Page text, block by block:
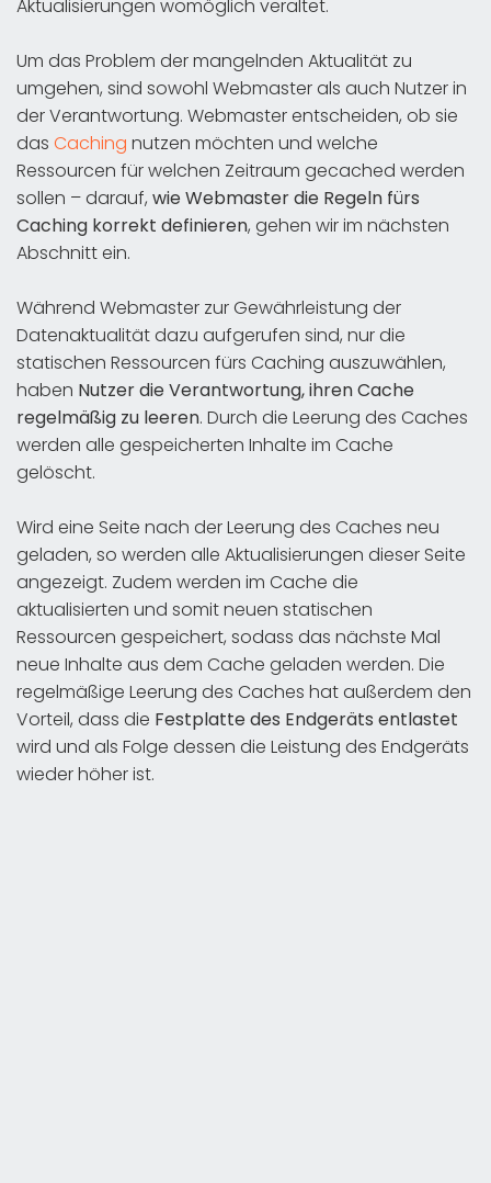
Aktualisierungen womöglich veraltet.
Um das Problem der mangelnden Aktualität zu
umgehen, sind sowohl Webmaster als auch Nutzer in
der Verantwortung. Webmaster entscheiden, ob sie
das Caching nutzen möchten und welche
Ressourcen für welchen Zeitraum gecached werden
sollen – darauf, wie Webmaster die Regeln fürs
Caching korrekt definieren, gehen wir im nächsten
Abschnitt ein.
Während Webmaster zur Gewährleistung der
Datenaktualität dazu aufgerufen sind, nur die
statischen Ressourcen fürs Caching auszuwählen,
haben Nutzer die Verantwortung, ihren Cache
regelmäßig zu leeren. Durch die Leerung des Caches
werden alle gespeicherten Inhalte im Cache
gelöscht.
Wird eine Seite nach der Leerung des Caches neu
geladen, so werden alle Aktualisierungen dieser Seite
angezeigt. Zudem werden im Cache die
aktualisierten und somit neuen statischen
Ressourcen gespeichert, sodass das nächste Mal
neue Inhalte aus dem Cache geladen werden. Die
regelmäßige Leerung des Caches hat außerdem den
Vorteil, dass die Festplatte des Endgeräts entlastet
wird und als Folge dessen die Leistung des Endgeräts
wieder höher ist.